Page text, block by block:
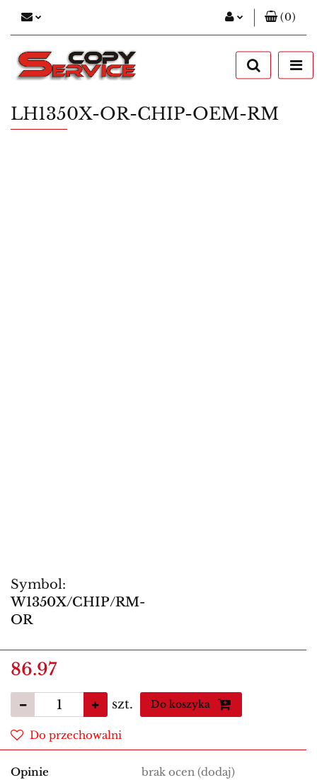
Zaloguj się
Zarejestruj się
(0)
LH1350X-OR-CHIP-OEM-RM
Symbol:
W1350X/CHIP/RM-
OR
86.97
szt. Do koszyka
Do przechowalni
Opinie brak ocen (dodaj)